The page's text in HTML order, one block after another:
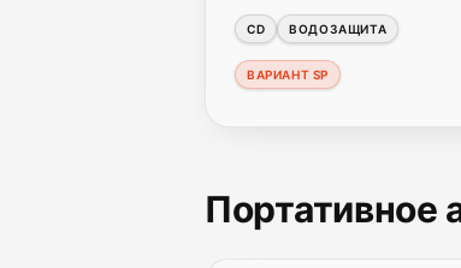
CD ВОДОЗАЩИТА
ВАРИАНТ SP
Портативное